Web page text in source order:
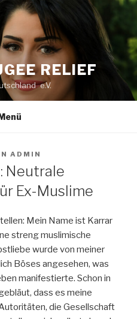
RELIEF
e.V.
ADMIN
Neutrale
Ex-Muslime
Mein Name ist Karrar
streng muslimische
wurde von meiner
Böses angesehen, was
manifestierte. Schon in
dass es meine
die Gesellschaft